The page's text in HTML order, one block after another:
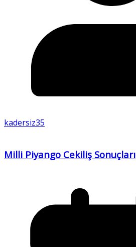
kadersiz35
Milli Piyango Cekiliş Sonuçları